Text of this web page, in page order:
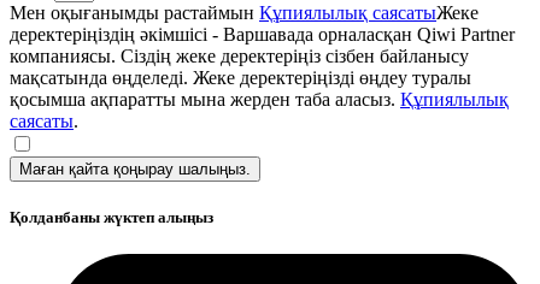
Мен оқығанымды растаймын Құпиялылық саясатыЖеке
деректеріңіздің әкімшісі - Варшавада орналасқан Qiwi Partner
компаниясы. Сіздің жеке деректеріңіз сізбен байланысу
мақсатында өңделеді. Жеке деректеріңізді өңдеу туралы
қосымша ақпаратты мына жерден таба аласыз. Құпиялылық
саясаты.
Маған қайта қоңырау шалыңыз.
Қолданбаны жүктеп алыңыз